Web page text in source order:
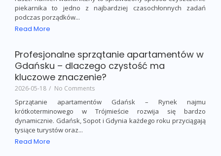
2026-06-09 / No Comments
Czyszczenie Piekarnika Jak skutecznie wyczyścić piekarnik i
ruszt? Kamień wulkaniczny to sprawdzony sposób Czyszczenie
Read More
Profesjonalne sprzątanie apartamentów w
Gdańsku – dlaczego czystość ma
kluczowe znaczenie?
2026-05-18 / No Comments
Sprzątanie apartamentów Gdańsk – Rynek najmu
krótkoterminowego w Trójmieście rozwija się bardzo